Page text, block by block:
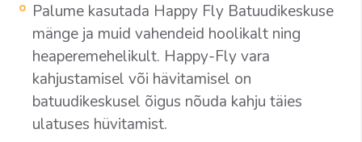
Palume kasutada Happy Fly Batuudikeskuse
mänge ja muid vahendeid hoolikalt ning
heaperemehelikult. Happy-Fly vara
kahjustamisel või hävitamisel on
batuudikeskusel õigus nõuda kahju täies
ulatuses hüvitamist.